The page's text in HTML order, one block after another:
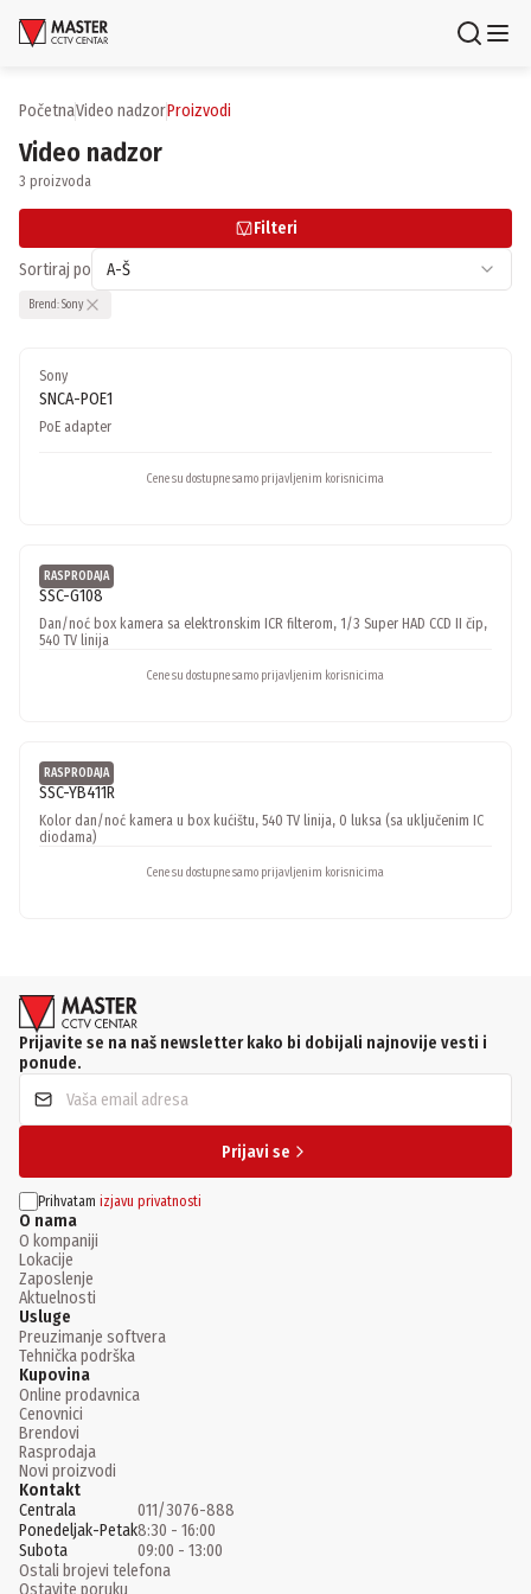
Proizvodi
Brendovi
Aktuelnosti
Usluge i rešenja
O nama
Zaposlenje
Lokacije
Početna video nadzor proizvodi
Video nadzor
3 proizvoda
Filteri
Sortiraj po A-Š
Brend:Sony
Sony
SNCA-POE1
PoE adapter
Cene su dostupne samo prijavljenim korisnicima
RASPRODAJA
Sony
SSC-G108
Dan/noć box kamera sa elektronskim ICR filterom, 1/3 Super HAD CCD II čip,
540 TV linija
Cene su dostupne samo prijavljenim korisnicima
RASPRODAJA
Sony
SSC-YB411R
Kolor dan/noć kamera u box kućištu, 540 TV linija, 0 luksa (sa uključenim IC
diodama)
Cene su dostupne samo prijavljenim korisnicima
Prijavite se na naš newsletter kako bi dobijali najnovije vesti i
ponude.
Prijavi se
Prihvatam izjavu privatnosti
O nama
O kompaniji
Lokacije
Zaposlenje
Aktuelnosti
Usluge
Preuzimanje softvera
Tehnička podrška
Kupovina
Online prodavnica
Cenovnici
Brendovi
Rasprodaja
Novi proizvodi
Kontakt
Centrala
011/3076-888
Ponedeljak-Petak8:30 - 16:00
Subota
09:00 - 13:00
Ostali brojevi telefona